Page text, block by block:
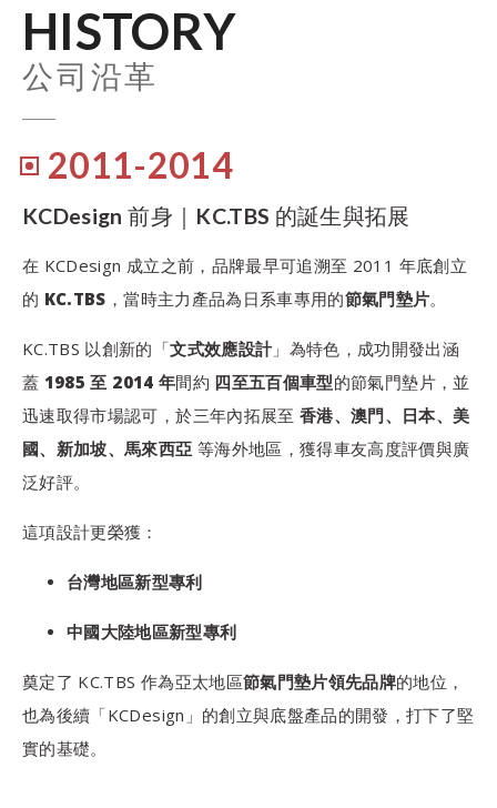
HISTORY
公司沿革
2011-2014
KCDesign 前身｜KC.TBS 的誕生與拓展
在 KCDesign 成立之前，品牌最早可追溯至 2011 年底創立
的 KC.TBS ，當時主力產品為日系車專用的節氣門墊片。
KC.TBS 以創新的「文式效應設計」為特色，成功開發出涵
蓋 1985 至 2014 年間約 四至五百個車型的節氣門墊片，並
迅速取得市場認可，於三年內拓展至 香港、澳門、日本、美
國、新加坡、馬來西亞 等海外地區，獲得車友高度評價與廣
泛好評。
這項設計更榮獲：
台灣地區新型專利
中國大陸地區新型專利
奠定了 KC.TBS 作為亞太地區節氣門墊片領先品牌的地位，
也為後續「KCDesign」的創立與底盤產品的開發，打下了堅
實的基礎。